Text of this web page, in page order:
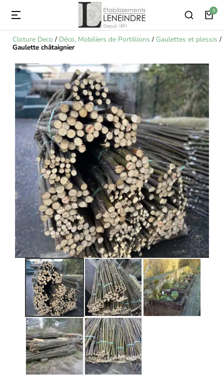
Cloture Deco / Déco, Mobiliers de Portillions / Gaulettes et plessis /
Gaulette châtaignier